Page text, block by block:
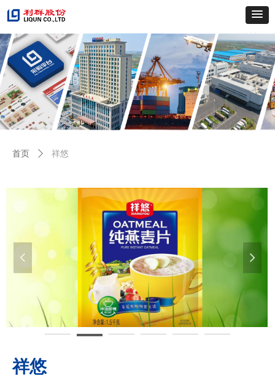
首页 ꄲ 祥悠
祥悠
넳 넲